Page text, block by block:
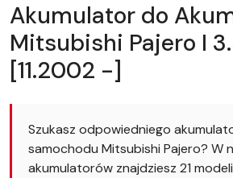
Akumulator do
Mitsubishi Pajero I
[11.2002 -]
Szukasz odpowiedniego
samochodu Mitsubishi Pajero? W
akumulatorów znajdziesz 21